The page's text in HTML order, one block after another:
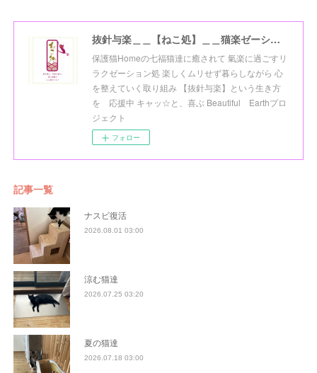
抜針与楽＿＿【ねこ処】＿＿猫楽ゼーションHome☆
保護猫Homeの七福猫達に癒されて 氣楽に過ごすリ
ラクゼーション処 楽しくムリせず暮らしながら 心
を整えていく取り組み 【抜針与楽】という生き方
を 応援中 キャッ☆と、喜ぶ Beautiful Earthプロ
ジェクト
フォロー
記事一覧
ナスビ復活
2026.08.01 03:00
涼む猫達
2026.07.25 03:20
夏の猫達
2026.07.18 03:00